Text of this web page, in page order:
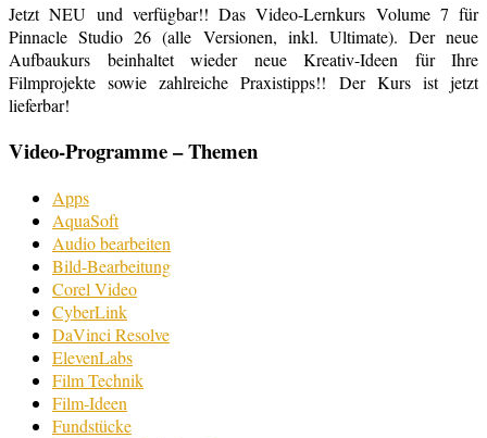
Jetzt NEU und verfügbar!! Das Video-Lernkurs Volume 7 für
Pinnacle Studio 26 (alle Versionen, inkl. Ultimate). Der neue
Aufbaukurs beinhaltet wieder neue Kreativ-Ideen für Ihre
Filmprojekte sowie zahlreiche Praxistipps!! Der Kurs ist jetzt
lieferbar!
Video-Programme – Themen
Apps
AquaSoft
Audio bearbeiten
Bild-Bearbeitung
Corel Video
CyberLink
DaVinci Resolve
ElevenLabs
Film Technik
Film-Ideen
Fundstücke